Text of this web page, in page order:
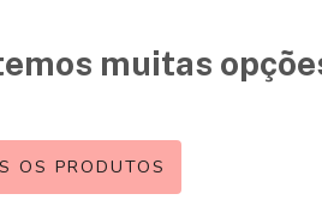
muitas
OS PRODUTOS